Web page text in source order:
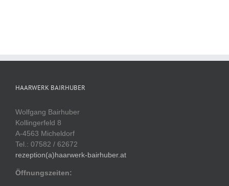
HAARWERK BAIRHUBER
Wolfgang Bairhuber
Kollingerfeld 8
A-4563 Micheldorf
Tel.: 07582 / 62672
rezeption(a)haarwerk-bairhuber.at
Öffnungszeiten: